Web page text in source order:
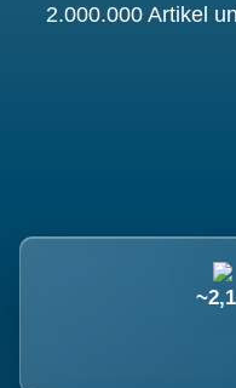
2.000.000 Artikel